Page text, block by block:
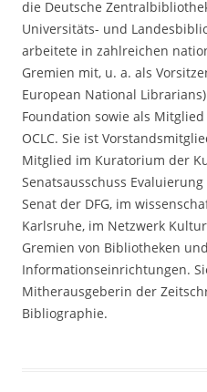
die Deutsche
Universitäts- und
arbeitete in zahlreichen
Gremien mit, u. a. als
European National
Foundation sowie als
OCLC. Sie ist
Mitglied im Kuratorium der
Senatsausschuss
Senat der DFG, im
Karlsruhe, im Netzwerk
Gremien von Bibliotheken
Informationseinrichtungen.
Mitherausgeberin der
Bibliographie.